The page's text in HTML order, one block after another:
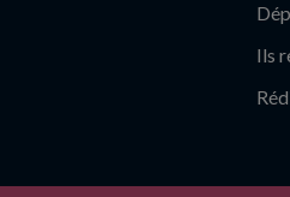
Ils